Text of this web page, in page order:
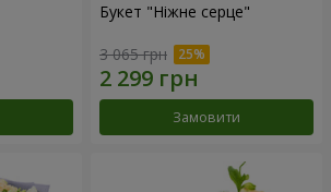
Букет "Ніжне серце"
3 065 грн
Замовити